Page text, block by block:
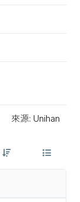
來源: Unihan